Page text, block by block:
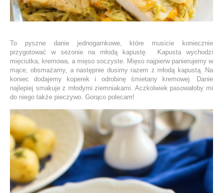
To pyszne danie jednogarnkowe, które musicie koniecznie
przygotować w sezonie na młodą kapustę. Kapusta wychodzi
mięciutka, kremowa, a mięso soczyste. Mięso najpierw panierujemy w
mące, obsmażamy, a następnie dusimy razem z młodą kapustą. Na
koniec dodajemy koperek i odrobinę śmietany kremowej. Danie
najlepiej smakuje z młodymi ziemniakami. Aczkolwiek pasowałoby mi
do niego także pieczywo. Gorąco polecam!